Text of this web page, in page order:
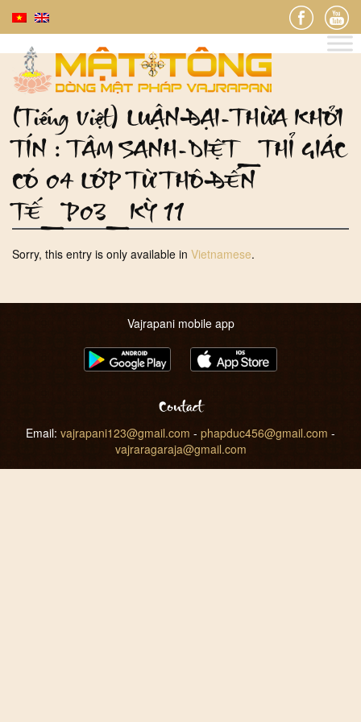
(Tiếng Việt) LUẬN ĐẠI-THỪA KHỞI
TÍN : TÂM SANH-DIỆT_THỈ GIÁC
CÓ 04 LỚP TỪ THÔ ĐẾN
TẾ_P03_KỲ 11
Sorry, this entry is only available in Vietnamese.
Vajrapani mobile app
Contact
Email: vajrapani123@gmail.com - phapduc456@gmail.com -
vajraragaraja@gmail.com